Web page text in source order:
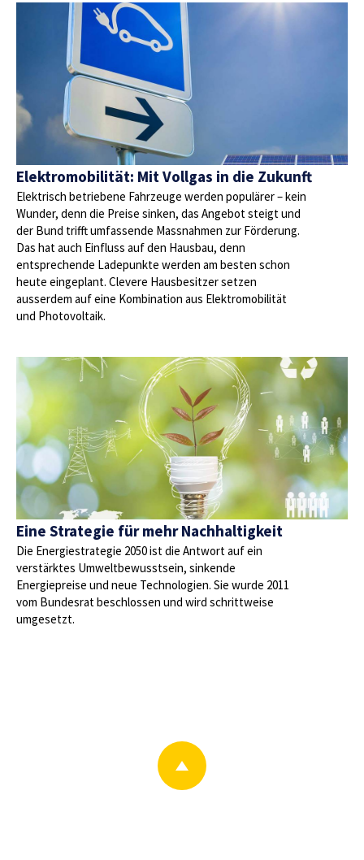
Elektromobilität: Mit Vollgas in die Zukunft
Elektrisch betriebene Fahrzeuge werden populärer – kein
Wunder, denn die Preise sinken, das Angebot steigt und
der Bund trifft umfassende Massnahmen zur Förderung.
Das hat auch Einfluss auf den Hausbau, denn
entsprechende Ladepunkte werden am besten schon
heute eingeplant. Clevere Hausbesitzer setzen
ausserdem auf eine Kombination aus Elektromobilität
und Photovoltaik.
Eine Strategie für mehr Nachhaltigkeit
Die Energiestrategie 2050 ist die Antwort auf ein
verstärktes Umweltbewusstsein, sinkende
Energiepreise und neue Technologien. Sie wurde 2011
vom Bundesrat beschlossen und wird schrittweise
umgesetzt.